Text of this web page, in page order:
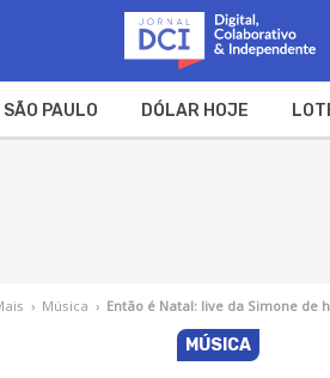
SÃO PAULO DÓLAR HOJE
› Música › Então é Natal: live da Simone de
MÚSICA